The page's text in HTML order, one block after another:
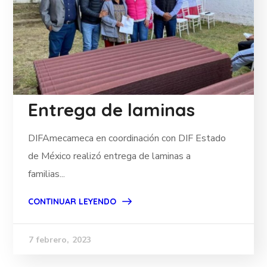
Entrega de laminas
DIFAmecameca en coordinación con DIF Estado
de México realizó entrega de laminas a
familias...
CONTINUAR LEYENDO
7 febrero, 2023